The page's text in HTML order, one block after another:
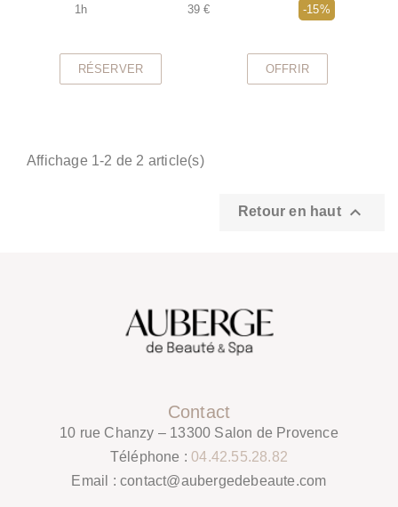
1h 39 € -15%
RÉSERVER OFFRIR
Affichage 1-2 de 2 article(s)
Retour en haut 
Contact
10 rue Chanzy – 13300 Salon de Provence
Téléphone :04.42.55.28.82
Email :contact@aubergedebeaute.com